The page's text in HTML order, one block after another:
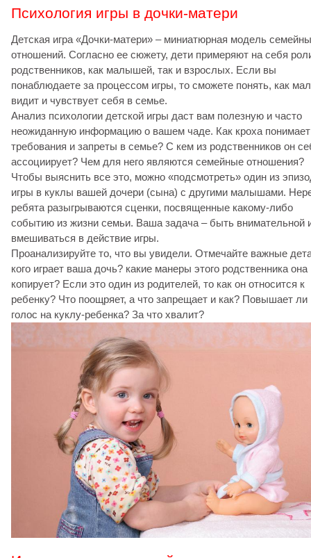
Психология игры в дочки-матери
Детская игра «Дочки-матери» – миниатюрная модель
отношений. Согласно ее сюжету, дети примеряют на себя
родственников, как малышей, так и взрослых. Если вы
понаблюдаете за процессом игры, то сможете понять, как
видит и чувствует себя в семье.
Анализ психологии детской игры даст вам полезную и часто
неожиданную информацию о вашем чаде. Как кроха понимает
требования и запреты в семье? С кем из родственников он
ассоциирует? Чем для него являются семейные отношения?
Чтобы выяснить все это, можно «подсмотреть» один из
игры в куклы вашей дочери (сына) с другими малышами.
ребята разыгрываются сценки, посвященные какому-либо
событию из жизни семьи. Ваша задача – быть внимательной
вмешиваться в действие игры.
Проанализируйте то, что вы увидели. Отмечайте важные
кого играет ваша дочь? какие манеры этого родственника она
копирует? Если это один из родителей, то как он относится к
ребенку? Что поощряет, а что запрещает и как? Повышает ли
голос на куклу-ребенка? За что хвалит?